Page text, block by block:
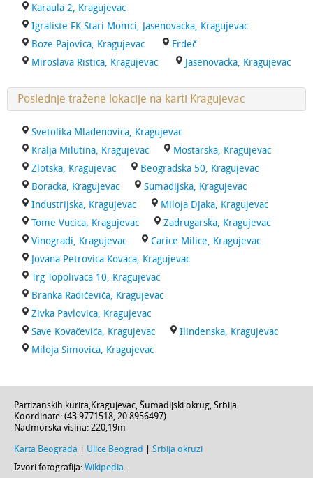
Karaula 2, Kragujevac
Igraliste FK Stari Momci, Jasenovacka, Kragujevac
Boze Pajovica, Kragujevac
Erdeč
Miroslava Ristica, Kragujevac
Jasenovacka, Kragujevac
Poslednje tražene lokacije na karti Kragujevac
Svetolika Mladenovica, Kragujevac
Kralja Milutina, Kragujevac
Mostarska, Kragujevac
Zlotska, Kragujevac
Beogradska 50, Kragujevac
Boracka, Kragujevac
Sumadijska, Kragujevac
Industrijska, Kragujevac
Miloja Djaka, Kragujevac
Tome Vucica, Kragujevac
Zadrugarska, Kragujevac
Vinogradi, Kragujevac
Carice Milice, Kragujevac
Jovana Petrovica Kovaca, Kragujevac
Trg Topolivaca 10, Kragujevac
Branka Radičevića, Kragujevac
Zivka Pavlovica, Kragujevac
Save Kovačevića, Kragujevac
Ilindenska, Kragujevac
Miloja Simovica, Kragujevac
Partizanskih kurira,Kragujevac, Šumadijski okrug, Srbija
Koordinate: (43.9771518, 20.8956497)
Nadmorska visina: 220,19m
Karta Beograda Ulice Beograd
Srbija okruzi
Izvori fotografija: Wikipedia.